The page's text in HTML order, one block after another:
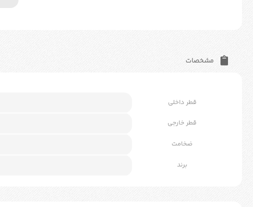
مشخصات
قطر داخلی
قطر خارجی
ضخامت
برند